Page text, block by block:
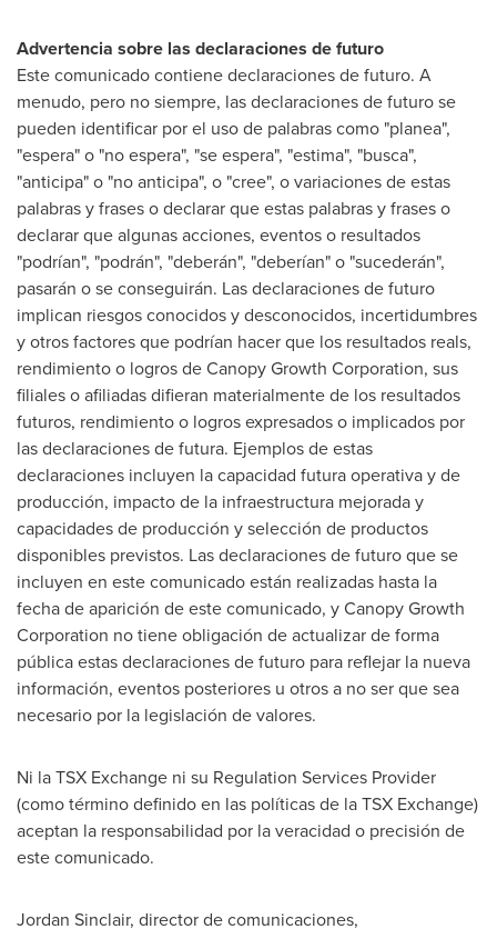
Advertencia sobre las declaraciones de futuro
Este comunicado contiene declaraciones de futuro. A
menudo, pero no siempre, las declaraciones de futuro se
pueden identificar por el uso de palabras como "planea",
"espera" o "no espera", "se espera", "estima", "busca",
"anticipa" o "no anticipa", o "cree", o variaciones de estas
palabras y frases o declarar que estas palabras y frases o
declarar que algunas acciones, eventos o resultados
"podrían", "podrán", "deberán", "deberían" o "sucederán",
pasarán o se conseguirán. Las declaraciones de futuro
implican riesgos conocidos y desconocidos, incertidumbres
y otros factores que podrían hacer que los resultados reals,
rendimiento o logros de Canopy Growth Corporation, sus
filiales o afiliadas difieran materialmente de los resultados
futuros, rendimiento o logros expresados o implicados por
las declaraciones de futura. Ejemplos de estas
declaraciones incluyen la capacidad futura operativa y de
producción, impacto de la infraestructura mejorada y
capacidades de producción y selección de productos
disponibles previstos. Las declaraciones de futuro que se
incluyen en este comunicado están realizadas hasta la
fecha de aparición de este comunicado, y Canopy Growth
Corporation no tiene obligación de actualizar de forma
pública estas declaraciones de futuro para reflejar la nueva
información, eventos posteriores u otros a no ser que sea
necesario por la legislación de valores.
Ni la TSX Exchange ni su Regulation Services Provider
(como término definido en las políticas de la TSX Exchange)
aceptan la responsabilidad por la veracidad o precisión de
este comunicado.
Jordan Sinclair, director de comunicaciones,